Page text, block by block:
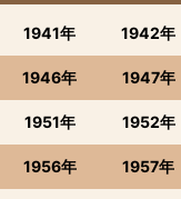
1941年 1942年
1946年 1947年
1951年 1952年
1956年 1957年